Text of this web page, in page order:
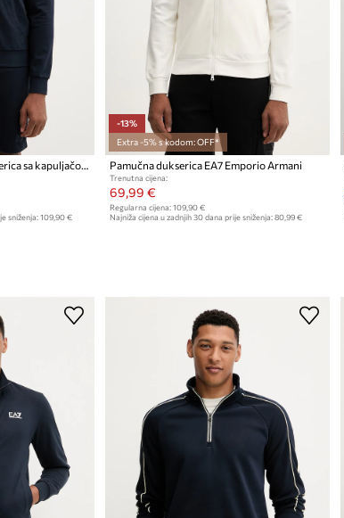
EA7 Emporio Armani dukserica sa kapuljačom za muškarce od pamuka s elastanom
sniženja: 109,90 €
-13%
Extra -5% s kodom: OFF*
Pamučna dukserica EA7 Emporio Armani
Trenutna cijena:
69,99 €
Regularna cijena: 109,90 €
Najniža cijena u zadnjih 30 dana prije sniženja: 80,99 €